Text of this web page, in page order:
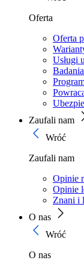
Oferta
Oferta
Usługi
Zaufali nam
Wróć
Zaufali nam
Opinie
Opinie
Znani i
O nas
Wróć
O nas